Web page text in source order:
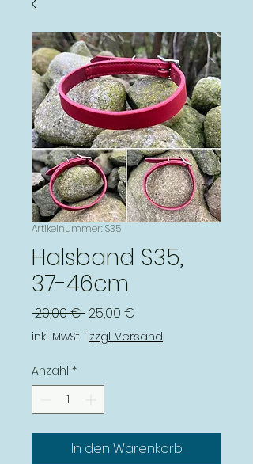
Artikelnummer: S35
Halsband S35,
37-46cm
29,00 € Standardpreis
25,00 €
Preis
inkl. MwSt. zzgl. Versand
Anzahl *
In den Warenkorb